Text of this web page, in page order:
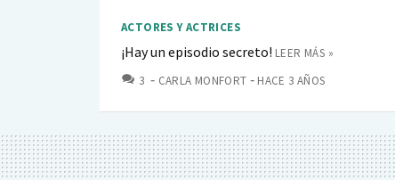
ACTORES Y ACTRICES
¡Hay un episodio secreto! LEER MÁS »
3 COMENTARIOS
CARLA MONFORT HACE 3 AÑOS